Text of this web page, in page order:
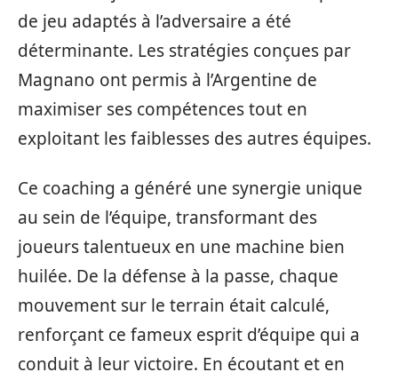
de jeu adaptés à l’adversaire a été
déterminante. Les stratégies conçues par
Magnano ont permis à l’Argentine de
maximiser ses compétences tout en
exploitant les faiblesses des autres équipes.
Ce coaching a généré une synergie unique
au sein de l’équipe, transformant des
joueurs talentueux en une machine bien
huilée. De la défense à la passe, chaque
mouvement sur le terrain était calculé,
renforçant ce fameux esprit d’équipe qui a
conduit à leur victoire. En écoutant et en